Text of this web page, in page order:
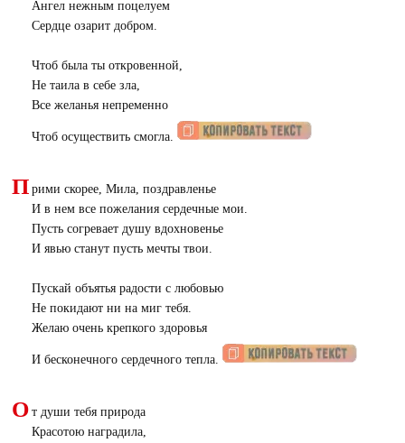
Ангел нежным поцелуем
Сердце озарит добром.
Чтоб была ты откровенной,
Не таила в себе зла,
Все желанья непременно
Чтоб осуществить смогла.
П рими скорее, Мила, поздравленье
И в нем все пожелания сердечные мои.
Пусть согревает душу вдохновенье
И явью станут пусть мечты твои.
Пускай объятья радости с любовью
Не покидают ни на миг тебя.
Желаю очень крепкого здоровья
И бесконечного сердечного тепла.
О т души тебя природа
Красотою наградила,